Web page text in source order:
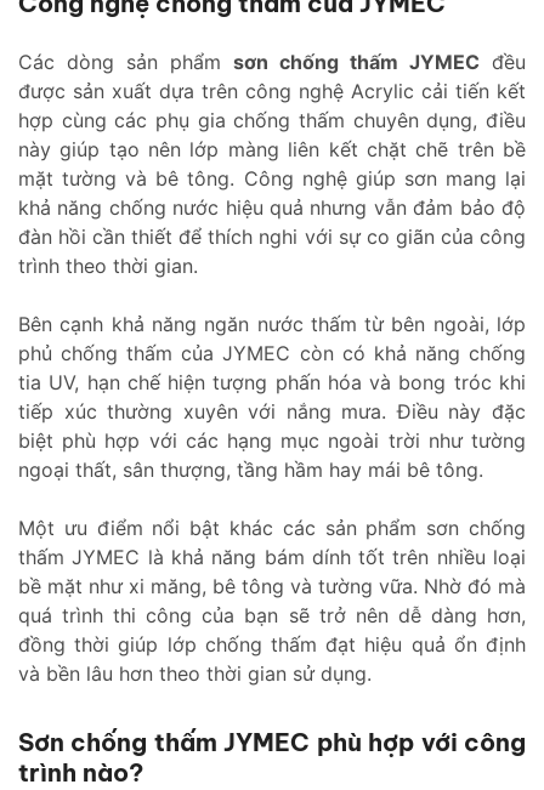
Các dòng sản phẩm sơn chống thấm JYMEC đều
được sản xuất dựa trên công nghệ Acrylic cải tiến kết
hợp cùng các phụ gia chống thấm chuyên dụng, điều
này giúp tạo nên lớp màng liên kết chặt chẽ trên bề
mặt tường và bê tông. Công nghệ giúp sơn mang lại
khả năng chống nước hiệu quả nhưng vẫn đảm bảo độ
đàn hồi cần thiết để thích nghi với sự co giãn của công
trình theo thời gian.
Bên cạnh khả năng ngăn nước thấm từ bên ngoài, lớp
phủ chống thấm của JYMEC còn có khả năng chống
tia UV, hạn chế hiện tượng phấn hóa và bong tróc khi
tiếp xúc thường xuyên với nắng mưa. Điều này đặc
biệt phù hợp với các hạng mục ngoài trời như tường
ngoại thất, sân thượng, tầng hầm hay mái bê tông.
Một ưu điểm nổi bật khác các sản phẩm sơn chống
thấm JYMEC là khả năng bám dính tốt trên nhiều loại
bề mặt như xi măng, bê tông và tường vữa. Nhờ đó mà
quá trình thi công của bạn sẽ trở nên dễ dàng hơn,
đồng thời giúp lớp chống thấm đạt hiệu quả ổn định
và bền lâu hơn theo thời gian sử dụng.
Sơn chống thấm JYMEC phù hợp với công
trình nào?